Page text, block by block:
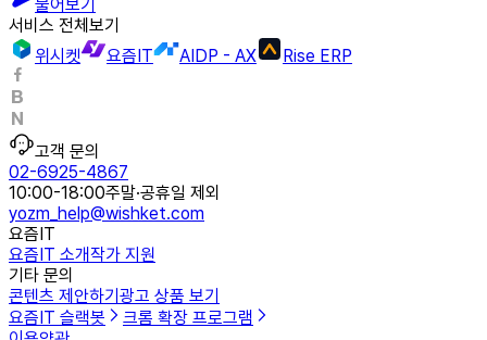
물어보기
서비스 전체보기
위시켓
요즘IT AIDP - AX Rise ERP
고객 문의
02-6925-4867
10:00-18:00주말·공휴일 제외
yozm_help@wishket.com
요즘IT
요즘IT 소개작가 지원
기타 문의
콘텐츠 제안하기 광고 상품 보기
요즘IT 슬랙봇
크롬 확장 프로그램